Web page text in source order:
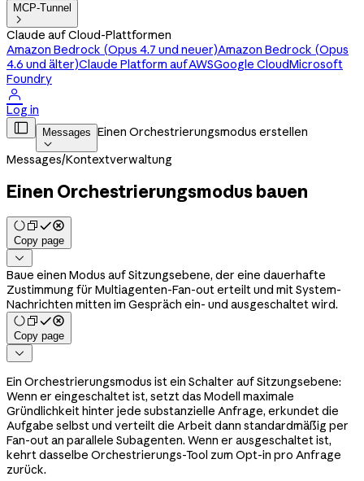
MCP-Tunnel

Claude auf Cloud-Plattformen
Amazon Bedrock (Opus 4.7 und neuer)Amazon Bedrock (Opus
4.6 und älter)Claude Platform auf AWSGoogle CloudMicrosoft
Foundry

Log in
 Messages

Einen Orchestrierungsmodus erstellen
Messages/Kontextverwaltung
Einen Orchestrierungsmodus bauen
Copy page

Baue einen Modus auf Sitzungsebene, der eine dauerhafte
Zustimmung für Multiagenten-Fan-out erteilt und mit System-
Nachrichten mitten im Gespräch ein- und ausgeschaltet wird.
Copy page

Ein Orchestrierungsmodus ist ein Schalter auf Sitzungsebene:
Wenn er eingeschaltet ist, setzt das Modell maximale
Gründlichkeit hinter jede substanzielle Anfrage, erkundet die
Aufgabe selbst und verteilt die Arbeit dann standardmäßig per
Fan-out an parallele Subagenten. Wenn er ausgeschaltet ist,
kehrt dasselbe Orchestrierungs-Tool zum Opt-in pro Anfrage
zurück.